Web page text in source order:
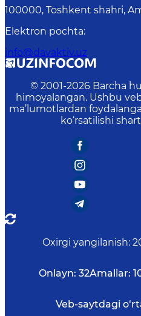
100000, Toshkent shahri,
Elektron pochta:
info@davaktiv.uz
© 2001-2026 Barcha
himoyalangan. Ushbu
ma’lumotlardan
ko‘rsatilishi
Oxirgi yangilanish:
Onlayn: 32Amallar:
Veb-saytdagi